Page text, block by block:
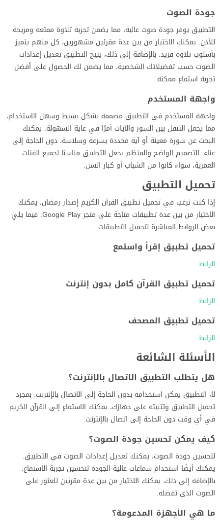
جودة الصوت
التطبيق يوفر جودة صوت عالية، مما يضمن تجربة تلاوة ممتعة ومريحة
للأذن. يمكنك الاختيار من بين عدة مقرئين مشهورين، كل منهم يتميز
بأسلوب تلاوة فريد. بالإضافة إلى ذلك، يتيح التطبيق تعديل إعدادات
الصوت حسب تفضيلاتك الشخصية، مما يضمن لك الحصول على أفضل
تجربة استماع ممكنة.
واجهة المستخدم
واجهة المستخدم في التطبيق مصممة بشكل بسيط وسهل الاستخدام،
مما يجعل التنقل بين السور والآيات أمرًا في غاية السهولة. يمكنك
البحث عن سورة معينة أو آية محددة بسرعة وسلاسة، دون الحاجة إلى
عناء. التصميم الواضح والمنظم يجعل التطبيق مناسبًا لجميع الفئات
العمرية، سواء كانوا من الشباب أو كبار السن.
تحميل التطبيق
إذا كنت ترغب في تحميل تطبيق القرآن الكريم إصدار رمضان، يمكنك
الاختيار من بين عدة تطبيقات متاحة على متجر Google Play. فيما يلي
بعض الروابط المباشرة لتحميل التطبيقات:
تحميل تطبيق إقرأ واستمع
الرابط
تحميل تطبيق القرآن كامل بدون إنترنت
الرابط
تحميل تطبيق المصحف
الرابط
الأسئلة الشائعة
هل يتطلب التطبيق الاتصال بالإنترنت؟
لا، التطبيق يمكن استخدامه بدون الحاجة إلى الاتصال بالإنترنت. بمجرد
تحميل التطبيق وتثبيته على جهازك، يمكنك الاستماع إلى القرآن الكريم
في أي وقت دون الحاجة إلى اتصال بالإنترنت.
كيف يمكن تحسين جودة الصوت؟
لتحسين جودة الصوت، يمكنك تعديل إعدادات الصوت في التطبيق.
يمكنك أيضًا استخدام سماعات عالية الجودة لتحسين تجربة الاستماع.
بالإضافة إلى ذلك، يمكنك الاختيار من بين عدة مقرئين للعثور على
الصوت الذي تفضله.
ما هي الأجهزة المدعومة؟